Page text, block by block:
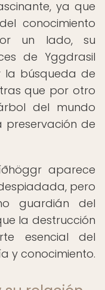
ya que
conocimiento
un lado, su
de Yggdrasil
la búsqueda de
que por otro
del mundo
preservación de
aparece
pero
guardián del
la destrucción
esencial del
y conocimiento.